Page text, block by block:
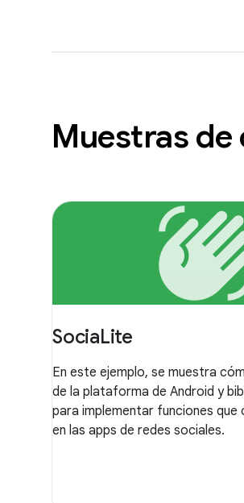
Muestras
SociaLite
En este ejemplo, se muestra
de la plataforma de Android y
para implementar funciones que
en las apps de redes sociales.